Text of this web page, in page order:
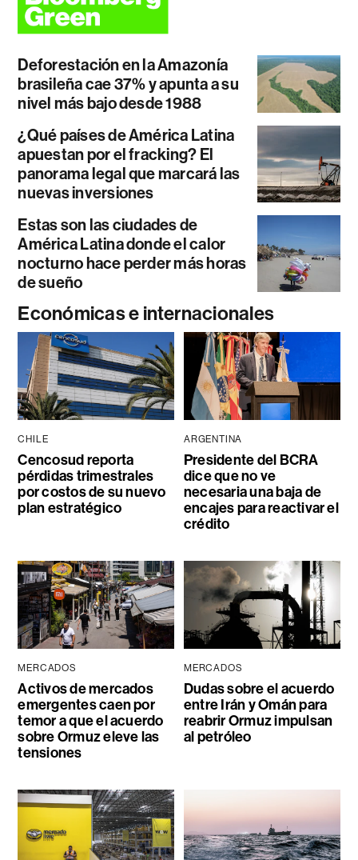
Deforestación en la Amazonía
brasileña cae 37% y apunta a su
nivel más bajo desde 1988
¿Qué países de América Latina
apuestan por el fracking? El
panorama legal que marcará las
nuevas inversiones
Estas son las ciudades de
América Latina donde el calor
nocturno hace perder más horas
de sueño
Económicas e internacionales
CHILE
Cencosud reporta
pérdidas trimestrales
por costos de su nuevo
plan estratégico
ARGENTINA
Presidente del BCRA
dice que no ve
necesaria una baja de
encajes para reactivar el
crédito
MERCADOS
Activos de mercados
emergentes caen por
temor a que el acuerdo
sobre Ormuz eleve las
tensiones
MERCADOS
Dudas sobre el acuerdo
entre Irán y Omán para
reabrir Ormuz impulsan
al petróleo